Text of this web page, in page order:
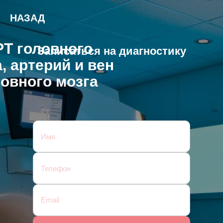
НАЗАД
головного
артерий и вен
мозга
Записаться на диагностику